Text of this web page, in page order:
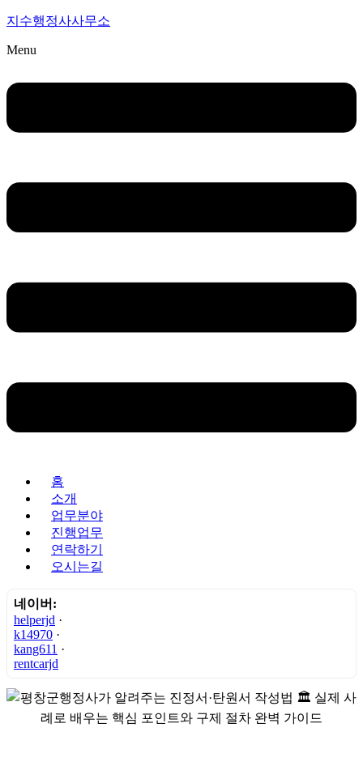
지수행정사사무소
Menu
홈
소개
업무분야
진행업무
연락하기
오시는길
네이버:
helperjd ·
k14970 ·
kang611 ·
rentcarjd